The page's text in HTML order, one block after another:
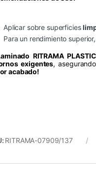
Aplicar sobre superficies
Para un rendimiento
RITRAMA
exigentes,
acabado!
RITRAMA-07909/137